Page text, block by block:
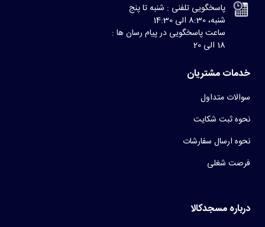
پاسخگویی تلفنی : شنبه تا پنج
شنبه، 8:30 الی 14:30
ساعت پاسخگویی در پیام رسان ها :
18 الی 20
خدمات مشتریان
سوالات متداول
نحوه ثبت شکایت
نحوه ارسال سفارشات
فرصت شغلی
درباره مسجدکالا